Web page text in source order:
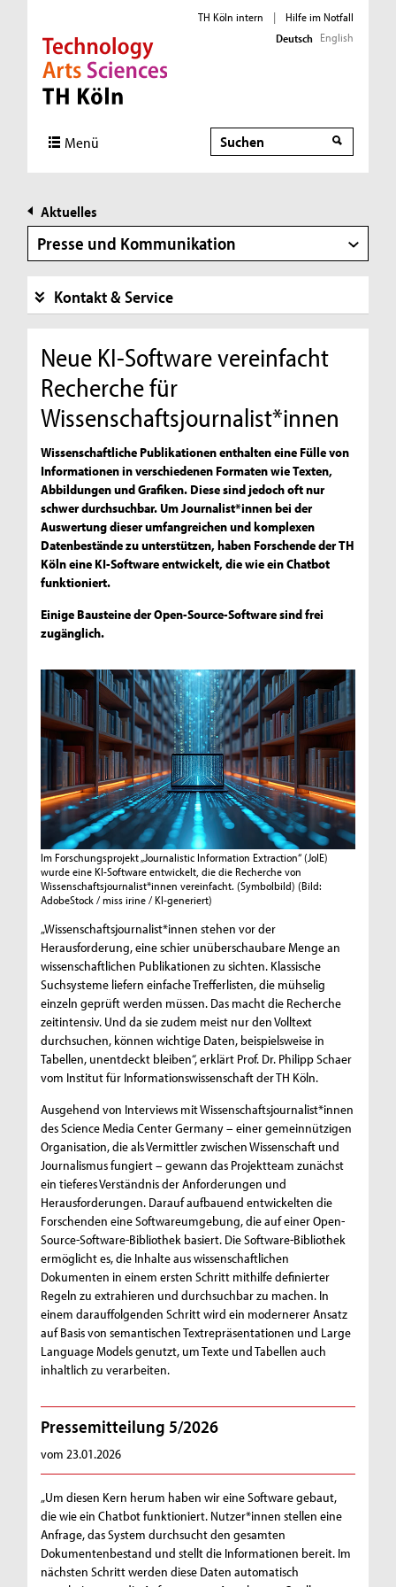
Direkt zur Hauptnavigation
Direkt zur Subnavigation
Direkt zum Inhalt
Direkt zum Fußbereich
TH Köln intern |
Hilfe im Notfall
Deutsch English
Menü Suche
Aktuelles
Presse und Kommunikation
Kontakt & Service
Neue KI-Software vereinfacht
Recherche für
Wissenschaftsjournalist*innen
Wissenschaftliche Publikationen enthalten eine Fülle von
Informationen in verschiedenen Formaten wie Texten,
Abbildungen und Grafiken. Diese sind jedoch oft nur
schwer durchsuchbar. Um Journalist*innen bei der
Auswertung dieser umfangreichen und komplexen
Datenbestände zu unterstützen, haben Forschende der TH
Köln eine KI-Software entwickelt, die wie ein Chatbot
funktioniert.
Einige Bausteine der Open-Source-Software sind frei
zugänglich.
Im Forschungsprojekt „Journalistic Information Extraction“ (JoIE)
wurde eine KI-Software entwickelt, die die Recherche von
Wissenschaftsjournalist*innen vereinfacht. (Symbolbild) (Bild:
AdobeStock / miss irine / KI-generiert)
„Wissenschaftsjournalist*innen stehen vor der
Herausforderung, eine schier unüberschaubare Menge an
wissenschaftlichen Publikationen zu sichten. Klassische
Suchsysteme liefern einfache Trefferlisten, die mühselig
einzeln geprüft werden müssen. Das macht die Recherche
zeitintensiv. Und da sie zudem meist nur den Volltext
durchsuchen, können wichtige Daten, beispielsweise in
Tabellen, unentdeckt bleiben“, erklärt Prof. Dr. Philipp Schaer
vom Institut für Informationswissenschaft der TH Köln.
Ausgehend von Interviews mit Wissenschaftsjournalist*innen
des Science Media Center Germany – einer gemeinnützigen
Organisation, die als Vermittler zwischen Wissenschaft und
Journalismus fungiert – gewann das Projektteam zunächst
ein tieferes Verständnis der Anforderungen und
Herausforderungen. Darauf aufbauend entwickelten die
Forschenden eine Softwareumgebung, die auf einer Open-
Source-Software-Bibliothek basiert. Die Software-Bibliothek
ermöglicht es, die Inhalte aus wissenschaftlichen
Dokumenten in einem ersten Schritt mithilfe definierter
Regeln zu extrahieren und durchsuchbar zu machen. In
einem darauffolgenden Schritt wird ein modernerer Ansatz
auf Basis von semantischen Textrepräsentationen und Large
Language Models genutzt, um Texte und Tabellen auch
inhaltlich zu verarbeiten.
Pressemitteilung 5/2026
vom 23.01.2026
„Um diesen Kern herum haben wir eine Software gebaut,
die wie ein Chatbot funktioniert. Nutzer*innen stellen eine
Anfrage, das System durchsucht den gesamten
Dokumentenbestand und stellt die Informationen bereit. Im
nächsten Schritt werden diese Daten automatisch